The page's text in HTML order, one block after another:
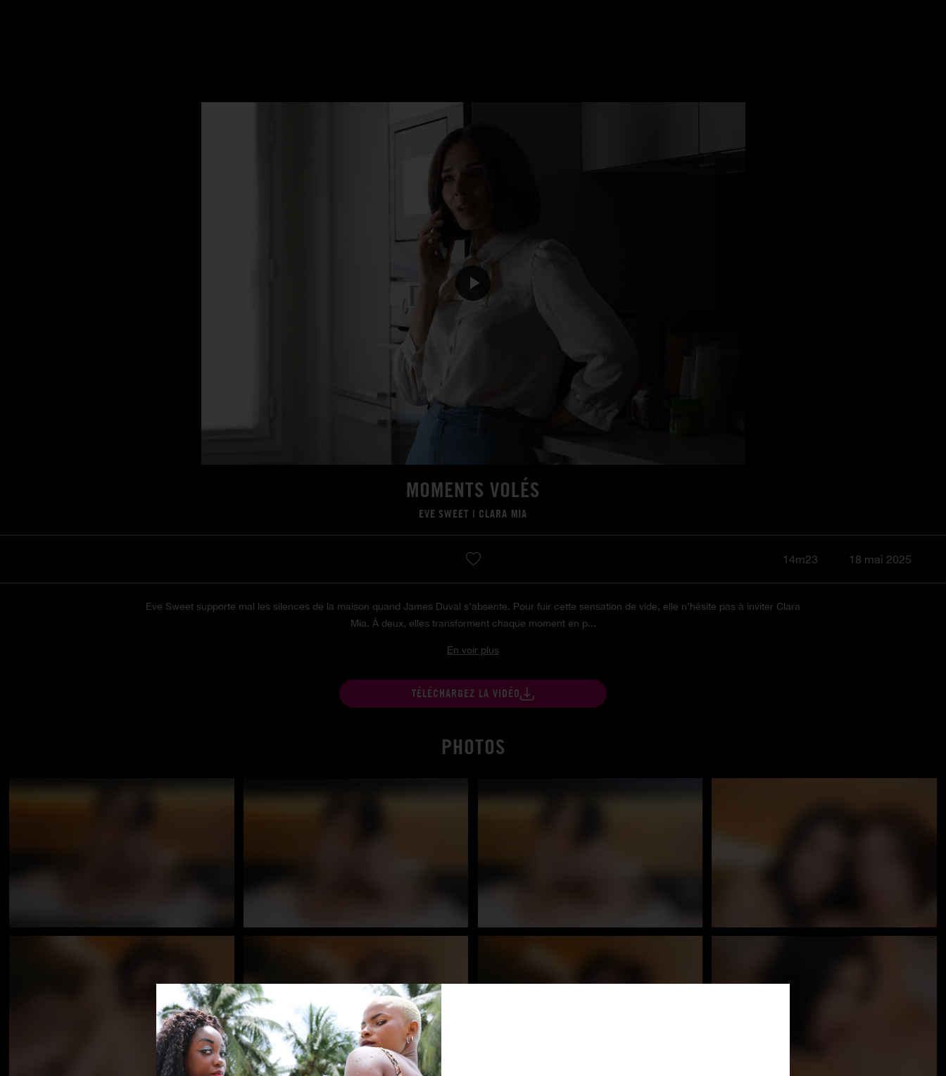
MOMENTS VOLÉS
EVE SWEET | CLARA MIA
14m23 18 mai 2025
Eve Sweet supporte mal les silences de la maison quand James Duval s’absente. Pour fuir cette sensation de vide, elle n’hésite pas à inviter Clara
Mia. À deux, elles transforment chaque moment en p...
En voir plus
TÉLÉCHARGEZ LA VIDÉO
PHOTOS